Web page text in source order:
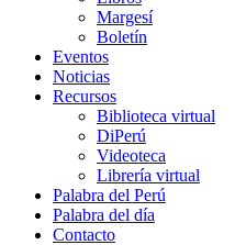
Margesí
Boletín
Eventos
Noticias
Recursos
Biblioteca virtual
DiPerú
Videoteca
Librería virtual
Palabra del Perú
Palabra del día
Contacto